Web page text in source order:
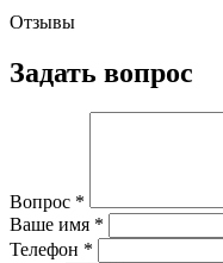
Отзывы
Задать вопрос
Вопрос *
Ваше имя *
Телефон *